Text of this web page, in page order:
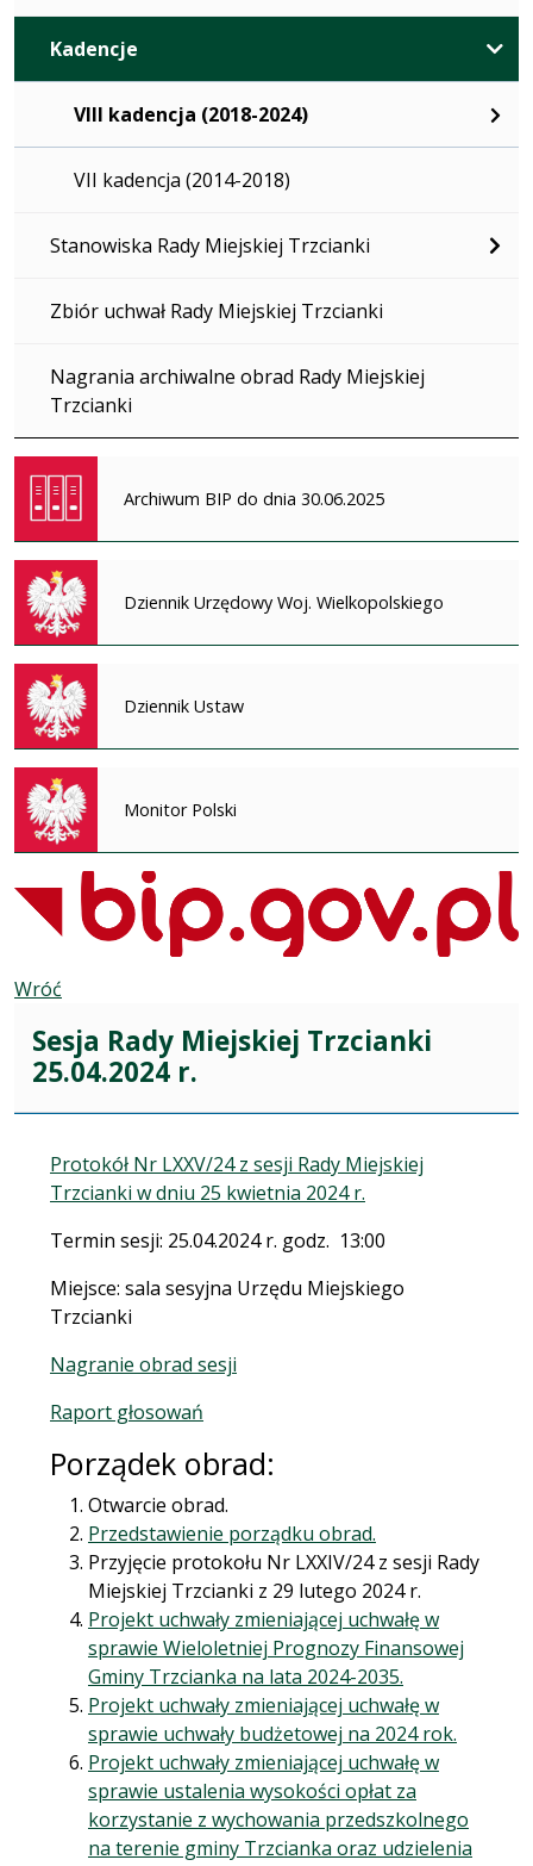
Kadencje
VIII kadencja (2018-2024)
VII kadencja (2014-2018)
Stanowiska Rady Miejskiej Trzcianki
Zbiór uchwał Rady Miejskiej Trzcianki
Nagrania archiwalne obrad Rady Miejskiej
Trzcianki
Archiwum BIP do dnia 30.06.2025
Dziennik Urzędowy Woj. Wielkopolskiego
Dziennik Ustaw
Monitor Polski
Wróć
Sesja Rady Miejskiej Trzcianki
25.04.2024 r.
Protokół Nr LXXV/24 z sesji Rady Miejskiej
Trzcianki w dniu 25 kwietnia 2024 r.
Termin sesji: 25.04.2024 r. godz. 13:00
Miejsce: sala sesyjna Urzędu Miejskiego
Trzcianki
Nagranie obrad sesji
Raport głosowań
Porządek obrad:
Otwarcie obrad.
Przedstawienie porządku obrad.
Przyjęcie protokołu Nr LXXIV/24 z sesji Rady
Miejskiej Trzcianki z 29 lutego 2024 r.
Projekt uchwały zmieniającej uchwałę w
sprawie Wieloletniej Prognozy Finansowej
Gminy Trzcianka na lata 2024-2035.
Projekt uchwały zmieniającej uchwałę w
sprawie uchwały budżetowej na 2024 rok.
Projekt uchwały zmieniającej uchwałę w
sprawie ustalenia wysokości opłat za
korzystanie z wychowania przedszkolnego
na terenie gminy Trzcianka oraz udzielenia